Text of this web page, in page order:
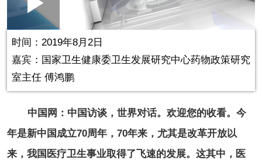
Play
Video
Loaded
Picture
0:00
时间：2019年8月2日
嘉宾：国家卫生健康委卫生发展研究中心药物政策研究
室主任 傅鸿鹏
中国网：中国访谈，世界对话。欢迎您的收看。今
年是新中国成立70周年，70年来，尤其是改革开放以
来，我国医疗卫生事业取得了飞速的发展。这其中，医